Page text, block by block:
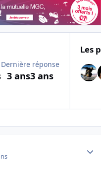
Dernière réponse
3 ans3 ans
Les
topic overview